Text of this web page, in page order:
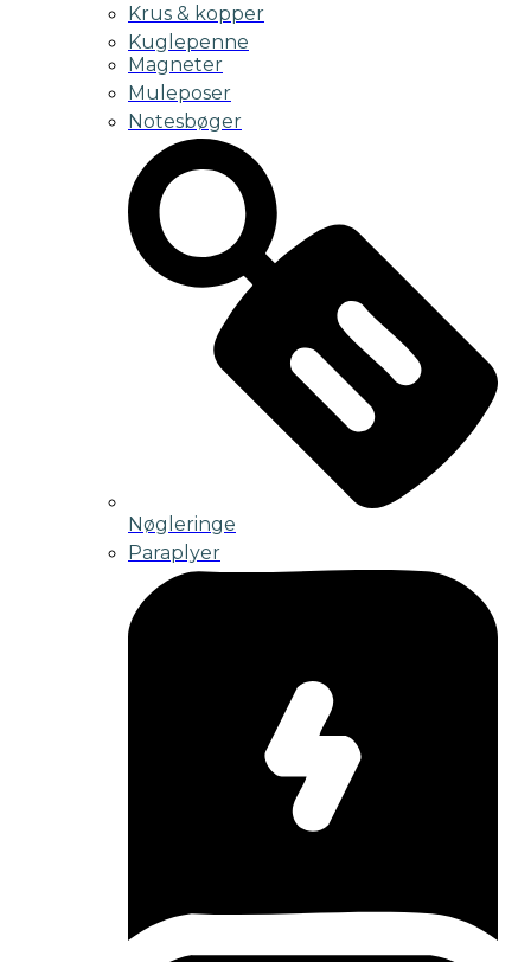
Krus & kopper
Kuglepenne
Magneter
Muleposer
Notesbøger
Nøgleringe
Paraplyer